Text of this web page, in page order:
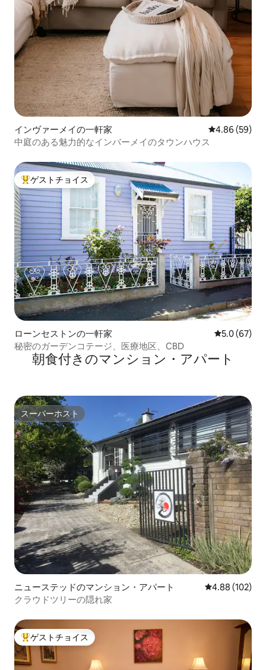
インヴァーメイの一軒家 レビュー59
4.86 (59)
中庭のある魅力的なインバーメイのタウンハウス
大好評のゲストチョイスです。
ゲストチョイス
ローンセストンの一軒家 レビュー67
5.0 (67)
秘密のガーデンコテージ、医療地区、CBD
朝食付きのマンション・アパート
スーパーホスト
スーパーホスト
ニューステッドのマンション・アパート レビュー102
4.88 (102)
クラウドツリーの隠れ家
大好評のゲストチョイスです。
ゲストチョイス